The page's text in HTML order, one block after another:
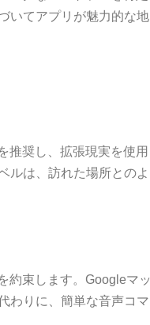
いてアプリが魅力的な地
推奨し、拡張現実を使用
ルは、訪れた場所とのよ
約束します。Googleマッ
わりに、簡単な音声コマ